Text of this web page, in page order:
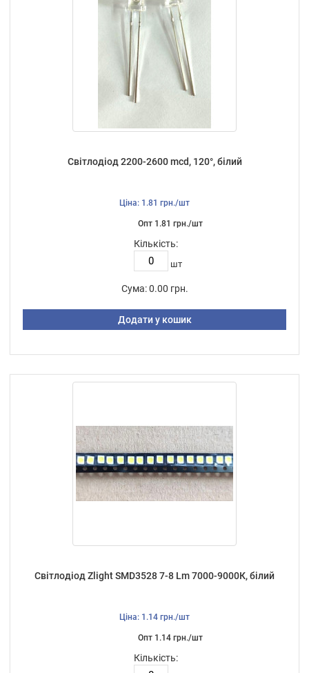
Світлодіод 2200-2600 mcd, 120°, білий
Ціна: 1.81 грн./шт
Опт 1.81 грн./шт
Кількість:
шт
Сума: 0.00 грн.
Додати у кошик
Світлодіод Zlight SMD3528 7-8 Lm 7000-9000К, білий
Ціна: 1.14 грн./шт
Опт 1.14 грн./шт
Кількість: